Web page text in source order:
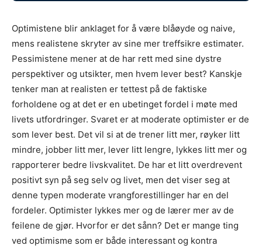
Optimistene blir anklaget for å være blåøyde og naive,
mens realistene skryter av sine mer treffsikre estimater.
Pessimistene mener at de har rett med sine dystre
perspektiver og utsikter, men hvem lever best? Kanskje
tenker man at realisten er tettest på de faktiske
forholdene og at det er en ubetinget fordel i møte med
livets utfordringer. Svaret er at moderate optimister er de
som lever best. Det vil si at de trener litt mer, røyker litt
mindre, jobber litt mer, lever litt lengre, lykkes litt mer og
rapporterer bedre livskvalitet. De har et litt overdrevent
positivt syn på seg selv og livet, men det viser seg at
denne typen moderate vrangforestillinger har en del
fordeler. Optimister lykkes mer og de lærer mer av de
feilene de gjør. Hvorfor er det sånn? Det er mange ting
ved optimisme som er både interessant og kontra